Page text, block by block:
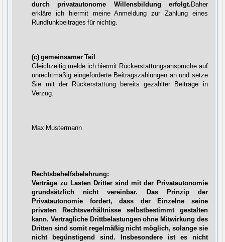
durch privatautonome Willensbildung erfolgt. Daher
erkläre ich hiermit meine Anmeldung zur Zahlung eines
Rundfunkbeitrages für nichtig.
(c) gemeinsamer Teil
Gleichzeitig melde ich hiermit Rückerstattungsansprüche auf
unrechtmäßig eingeforderte Beitragszahlungen an und setze
Sie mit der Rückerstattung bereits gezahlter Beiträge in
Verzug.
Max Mustermann
Rechtsbehelfsbelehrung:
Verträge zu Lasten Dritter sind mit der Privatautonomie
grundsätzlich nicht vereinbar. Das Prinzip der
Privatautonomie fordert, dass der Einzelne seine
privaten Rechtsverhältnisse selbstbestimmt gestalten
kann. Vertragliche Drittbelastungen ohne Mitwirkung des
Dritten sind somit regelmäßig nicht möglich, solange sie
nicht begünstigend sind. Insbesondere ist es nicht